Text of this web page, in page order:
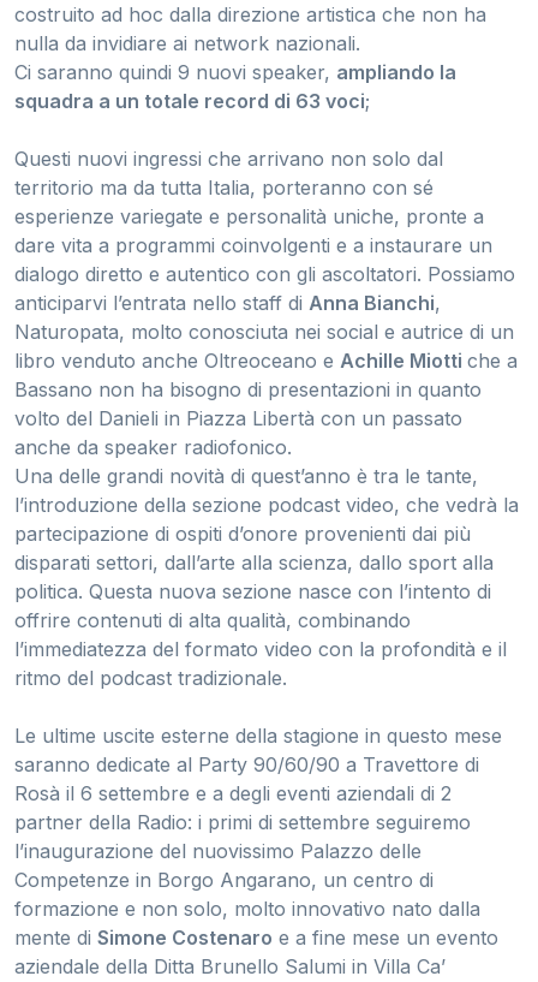
costruito ad hoc dalla direzione artistica che non ha
nulla da invidiare ai network nazionali.
Ci saranno quindi 9 nuovi speaker, ampliando la
squadra a un totale record di 63 voci;
Questi nuovi ingressi che arrivano non solo dal
territorio ma da tutta Italia, porteranno con sé
esperienze variegate e personalità uniche, pronte a
dare vita a programmi coinvolgenti e a instaurare un
dialogo diretto e autentico con gli ascoltatori. Possiamo
anticiparvi l’entrata nello staff di Anna Bianchi,
Naturopata, molto conosciuta nei social e autrice di un
libro venduto anche Oltreoceano e Achille Miotti che a
Bassano non ha bisogno di presentazioni in quanto
volto del Danieli in Piazza Libertà con un passato
anche da speaker radiofonico.
Una delle grandi novità di quest’anno è tra le tante,
l’introduzione della sezione podcast video, che vedrà la
partecipazione di ospiti d’onore provenienti dai più
disparati settori, dall’arte alla scienza, dallo sport alla
politica. Questa nuova sezione nasce con l’intento di
offrire contenuti di alta qualità, combinando
l’immediatezza del formato video con la profondità e il
ritmo del podcast tradizionale.
Le ultime uscite esterne della stagione in questo mese
saranno dedicate al Party 90/60/90 a Travettore di
Rosà il 6 settembre e a degli eventi aziendali di 2
partner della Radio: i primi di settembre seguiremo
l’inaugurazione del nuovissimo Palazzo delle
Competenze in Borgo Angarano, un centro di
formazione e non solo, molto innovativo nato dalla
mente di Simone Costenaro e a fine mese un evento
aziendale della Ditta Brunello Salumi in Villa Ca’